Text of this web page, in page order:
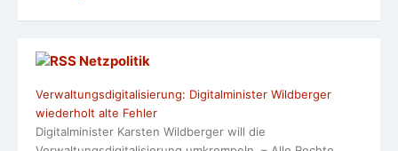
Netzpolitik
Verwaltungsdigitalisierung: Digitalminister Wildberger
wiederholt alte Fehler
Digitalminister Karsten Wildberger will die